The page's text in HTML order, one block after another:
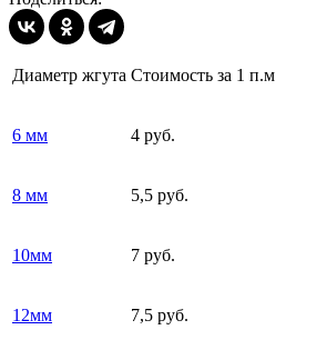
Диаметр жгута Стоимость за 1 п.м
6 мм 4 руб.
8 мм 5,5 руб.
10мм 7 руб.
12мм 7,5 руб.